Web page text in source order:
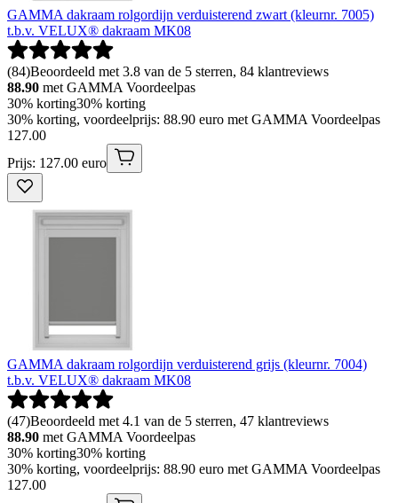
GAMMA dakraam rolgordijn verduisterend zwart (kleurnr. 7005)
t.b.v. VELUX® dakraam MK08
(84)Beoordeeld met 3.8 van de 5 sterren, 84 klantreviews
88.90 met GAMMA Voordeelpas
30% korting30% korting
30% korting, voordeelprijs: 88.90 euro met GAMMA Voordeelpas
127.00
Prijs: 127.00 euro
GAMMA dakraam rolgordijn verduisterend grijs (kleurnr. 7004)
t.b.v. VELUX® dakraam MK08
(47)Beoordeeld met 4.1 van de 5 sterren, 47 klantreviews
88.90 met GAMMA Voordeelpas
30% korting30% korting
30% korting, voordeelprijs: 88.90 euro met GAMMA Voordeelpas
127.00